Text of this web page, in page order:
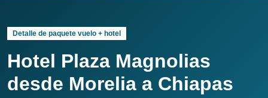
Detalle de paquete vuelo + hotel
Hotel Plaza Magnolias
desde Morelia a Chiapas